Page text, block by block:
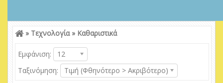
Είσοδος
» Τεχνολογία» Καθαριστικά
Εμφάνιση:
12
Ταξινόμηση:
Τιμή (Φθηνότερο > Ακριβότερο)